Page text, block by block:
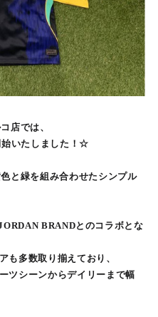
店では、
始いたしました！☆
と緑を組み合わせたシンプル
BRANDとのコラボとな
も多数取り揃えており、
ツシーンからデイリーまで幅